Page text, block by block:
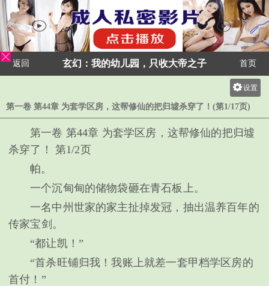
返回 玄幻：我的幼儿园，只收大帝之子 首页
设置
关灯
第一卷 第44章 为套学区房，这帮修仙的把归墟杀穿了！(第1/17页)
第一卷 第44章 为套学区房，这帮修仙的把归墟
杀穿了！ 第1/2页
帕。
一个沉甸甸的储物袋砸在青石板上。
一名中州世家的家主扯掉发冠，抽出温养百年的
传家宝剑。
“都让凯！”
“首杀旺铺归我！我账上就差一套甲档学区房的
首付！”